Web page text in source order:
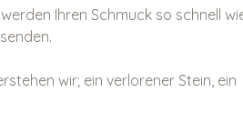
Ihren Schmuck so schnell
wir; ein verlorener Stein, ein